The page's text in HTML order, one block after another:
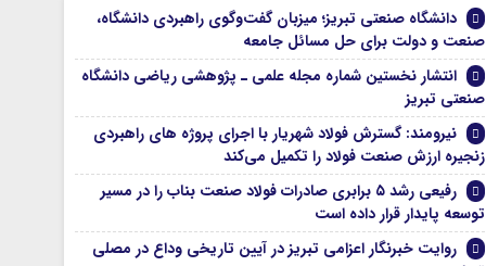
سروش
ایتا
آپارات
واتساپ
رمز عبور
مرا به خاطر بسپار
اقتصاد
سیاسی
فرهنگ
دانشگاه صنعتی تبریز؛ میزبان گفت‌وگوی راهبردی دانشگاه،
صنعت و دولت برای حل مسائل جامعه
انتشار نخستین شماره مجله علمی ـ پژوهشی ریاضی دانشگاه
صنعتی تبریز
نیرومند: گسترش فولاد شهریار با اجرای پروژه های راهبردی
زنجیره ارزش صنعت فولاد را تکمیل می‌کند
رفیعی رشد ۵ برابری صادرات فولاد صنعت بناب را در مسیر
توسعه پایدار قرار داده است
روایت خبرنگار اعزامی تبریز در آیین تاریخی وداع در مصلی